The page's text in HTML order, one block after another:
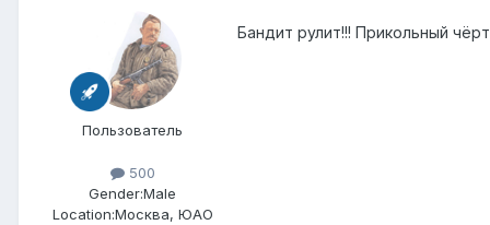
Пользователь
500
Gender:Male
Location:Москва, ЮАО
Бандит рулит!!! Прикольный